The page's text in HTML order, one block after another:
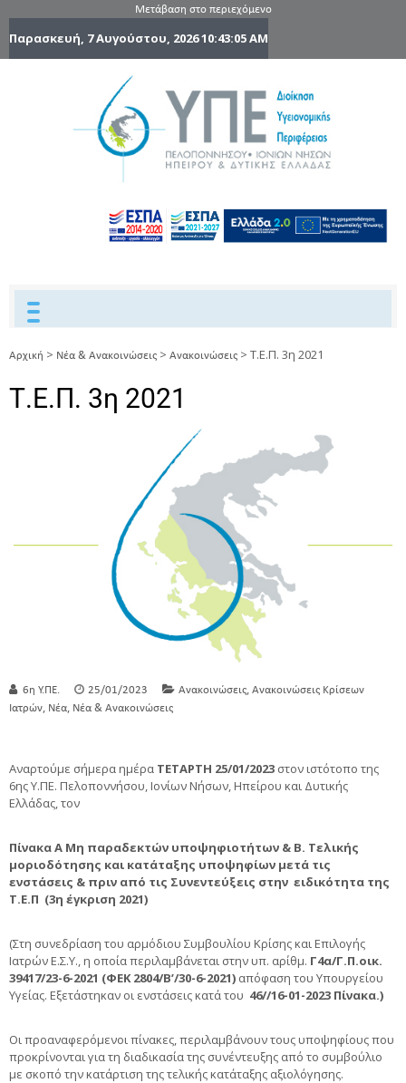
Μετάβαση στο περιεχόμενο
Παρασκευή, 7 Αυγούστου, 202610:43:06 AM
Ηπείρου
Δυτικής
Ελλάδας
Αρχική > Νέα & Ανακοινώσεις > Ανακοινώσεις > Τ.Ε.Π. 3η 2021
Τ.Ε.Π. 3η 2021
6η Υ.ΠΕ. 25/01/2023 Ανακοινώσεις, Ανακοινώσεις Κρίσεων
Ιατρών, Νέα, Νέα & Ανακοινώσεις
Αναρτούμε σήμερα ημέρα TΕΤΑΡΤΗ 25/01/2023 στον ιστότοπο της
6ης Υ.ΠΕ. Πελοποννήσου, Ιονίων Νήσων, Ηπείρου και Δυτικής
Ελλάδας, τον
Πίνακα Α Μη παραδεκτών υποψηφιοτήτων & Β. Τελικής
μοριοδότησης και κατάταξης υποψηφίων μετά τις
ενστάσεις & πριν από τις Συνεντεύξεις στην ειδικότητα της
Τ.Ε.Π (3η έγκριση 2021)
(Στη συνεδρίαση του αρμόδιου Συμβουλίου Κρίσης και Επιλογής
Ιατρών Ε.Σ.Υ., η οποία περιλαμβάνεται στην υπ. αρίθμ. Γ4α/Γ.Π.οικ.
39417/23-6-2021 (ΦΕΚ 2804/Β’/30-6-2021) απόφαση του Υπουργείου
Υγείας. Eξετάστηκαν οι ενστάσεις κατά του 46//16-01-2023 Πίνακα.)
Οι προαναφερόμενοι πίνακες, περιλαμβάνουν τους υποψηφίους που
προκρίνονται για τη διαδικασία της συνέντευξης από το συμβούλιο
με σκοπό την κατάρτιση της τελικής κατάταξης αξιολόγησης.